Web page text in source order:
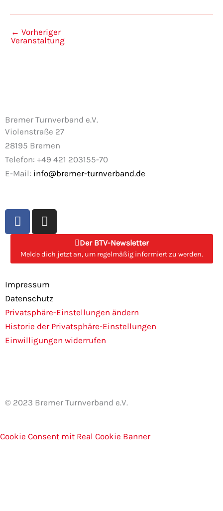
← Vorheriger
Veranstaltung
Bremer Turnverband e.V.
Violenstraße 27
28195 Bremen
Telefon: +49 421 203155-70
E-Mail: info@bremer-turnverband.de
F
a
e
b
o
k
I
n
t
a
r
a
m
Der BTV-Newsletter
Melde dich jetzt an, um regelmäßig informiert zu werden.
Impressum
Datenschutz
Privatsphäre-Einstellungen ändern
Historie der Privatsphäre-Einstellungen
Einwilligungen widerrufen
© 2023 Bremer Turnverband e.V.
Cookie Consent mit Real Cookie Banner